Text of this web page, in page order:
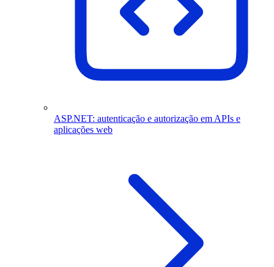
ASP.NET: autenticação e autorização em APIs e
aplicações web